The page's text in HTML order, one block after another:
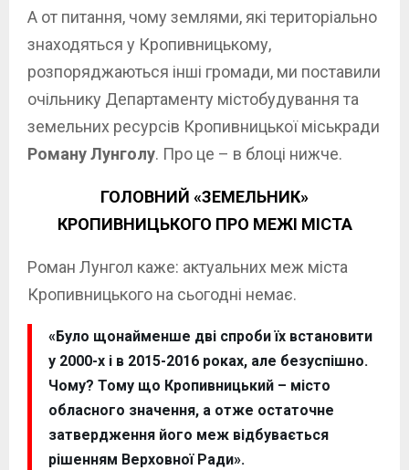
А от питання, чому землями, які територіально
знаходяться у Кропивницькому,
розпоряджаються інші громади, ми поставили
очільнику Департаменту містобудування та
земельних ресурсів Кропивницької міськради
Роману Лунголу. Про це – в блоці нижче.
ГОЛОВНИЙ «ЗЕМЕЛЬНИК»
КРОПИВНИЦЬКОГО ПРО МЕЖІ МІСТА
Роман Лунгол каже: актуальних меж міста
Кропивницького на сьогодні немає.
«Було щонайменше дві спроби їх встановити
у 2000-х і в 2015-2016 роках, але безуспішно.
Чому? Тому що Кропивницький – місто
обласного значення, а отже остаточне
затвердження його меж відбувається
рішенням Верховної Ради».